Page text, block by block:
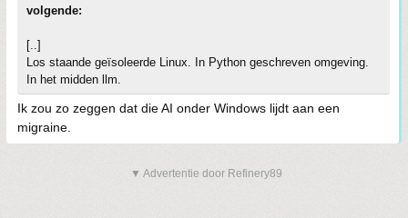
volgende:
[..]
Los staande geïsoleerde Linux. In Python geschreven omgeving.
In het midden llm.
Ik zou zo zeggen dat die AI onder Windows lijdt aan een
migraine.
▼ Advertentie door Refinery89